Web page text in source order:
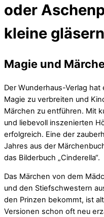
oder
kleine
Magie und
Der Wunderhaus-Verlag
Magie zu verbreiten und
Märchen zu entführen. Mit
und liebevoll inszenierten
erfolgreich. Eine der
Jahres aus der
das Bilderbuch „Cinderella“.
Das Märchen von dem
und den Stiefschwestern
den Prinzen bekommt, ist
Versionen schon oft neu